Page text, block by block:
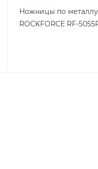
Ножницы по металлу
ROCKFORCE RF-